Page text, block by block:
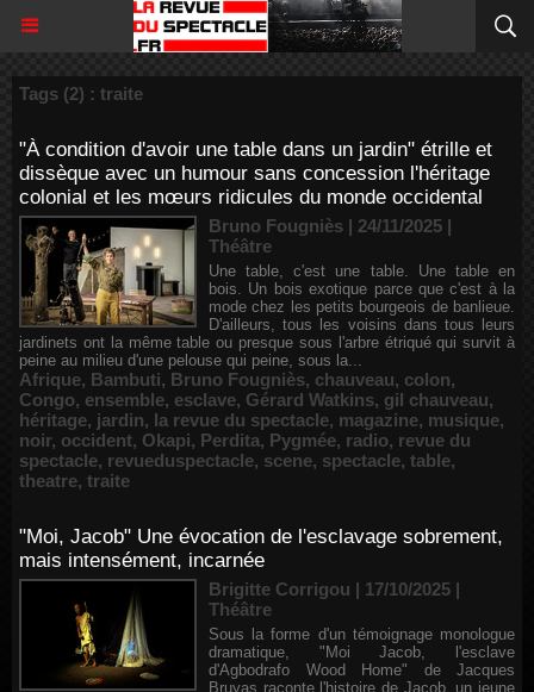
Tags (2) : traite
"À condition d'avoir une table dans un jardin" étrille et
dissèque avec un humour sans concession l'héritage
colonial et les mœurs ridicules du monde occidental
Bruno Fougniès | 24/11/2025 |
Théâtre
Une table, c'est une table. Une table en
bois. Un bois exotique parce que c'est à la
mode chez les petits bourgeois de banlieue.
D'ailleurs, tous les voisins dans tous leurs
jardinets ont la même table ou presque sous l'arbre étriqué qui survit à
peine au milieu d'une pelouse qui peine, sous la...
Afrique, Bambuti, Bruno Fougniès, chauveau, colon,
Congo, ensemble, esclave, Gérard Watkins, gil chauveau,
héritage, jardin, la revue du spectacle, magazine, musique,
noir, occident, Okapi, Perdita, Pygmée, radio, revue du
spectacle, revueduspectacle, scene, spectacle, table,
theatre, traite
"Moi, Jacob" Une évocation de l'esclavage sobrement,
mais intensément, incarnée
Brigitte Corrigou | 17/10/2025 |
Théâtre
Sous la forme d'un témoignage monologue
dramatique, "Moi Jacob, l'esclave
d'Agbodrafo Wood Home" de Jacques
Bruyas raconte l'histoire de Jacob, un jeune